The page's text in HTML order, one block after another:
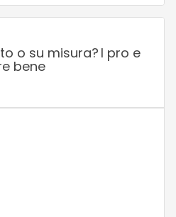
o su misura? I pro e
bene